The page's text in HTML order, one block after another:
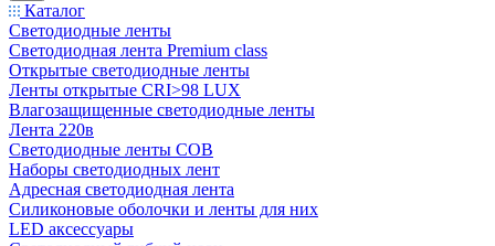
Каталог
Светодиодные ленты
Светодиодная лента Premium class
Открытые светодиодные ленты
Ленты открытые CRI>98 LUX
Влагозащищенные светодиодные ленты
Лента 220в
Светодиодные ленты COB
Наборы светодиодных лент
Адресная светодиодная лента
Силиконовые оболочки и ленты для них
LED аксессуары